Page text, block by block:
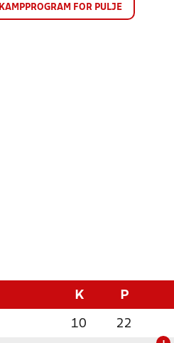
KAMPPROGRAM FOR PULJE
K P
10 22